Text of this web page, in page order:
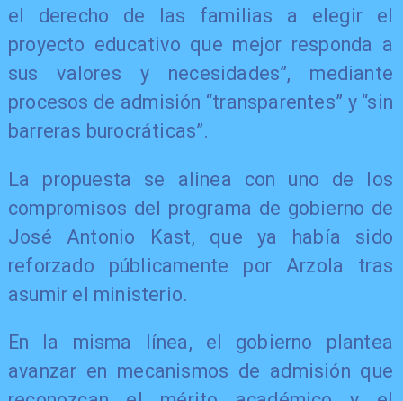
el derecho de las familias a elegir el
proyecto educativo que mejor responda a
sus valores y necesidades”, mediante
procesos de admisión “transparentes” y “sin
barreras burocráticas”.
La propuesta se alinea con uno de los
compromisos del programa de gobierno de
José Antonio Kast, que ya había sido
reforzado públicamente por Arzola tras
asumir el ministerio.
En la misma línea, el gobierno plantea
avanzar en mecanismos de admisión que